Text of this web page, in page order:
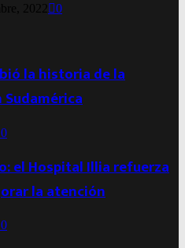
2022 0
la historia de la
0
el Hospital Illia refuerza
la atención
0